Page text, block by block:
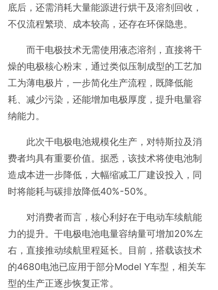
底后，还需消耗大量能源进行烘干及溶剂回收，
不仅流程繁琐、成本较高，还存在环保隐患。
而干电极技术无需使用液态溶剂，直接将干
燥的电极核心粉末，通过类似压制成型的工艺加
工为薄电极片，一步简化生产流程，既降低能
耗、减少污染，还能增加电极厚度，提升电量容
纳能力。
此次干电极电池规模化生产，对特斯拉及消
费者均具有重要价值。据悉，该技术将使电池制
造成本进一步降低，大幅缩减工厂建设投入，同
时将能耗与碳排放降低40%-50%。
对消费者而言，核心利好在于电动车续航能
力的提升。干电极电池电量容纳量可增加20%左
右，直接推动续航里程延长。目前，搭载该技术
的4680电池已应用于部分Model Y车型，相关车
型的生产正逐步恢复正常。